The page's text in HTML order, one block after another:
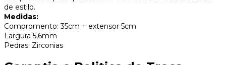
de estilo.
Medidas:
Compromento: 35cm + extensor 5cm
Largura 5,6mm
Pedras: Zirconias